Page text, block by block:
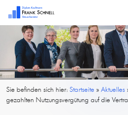
Sie befinden sich hier:Startseite »Aktuelles
gezahlten Nutzungsvergütung auf die